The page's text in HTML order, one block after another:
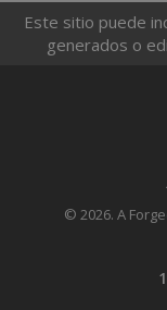
Este sitio puede
generados o
© 2026. A